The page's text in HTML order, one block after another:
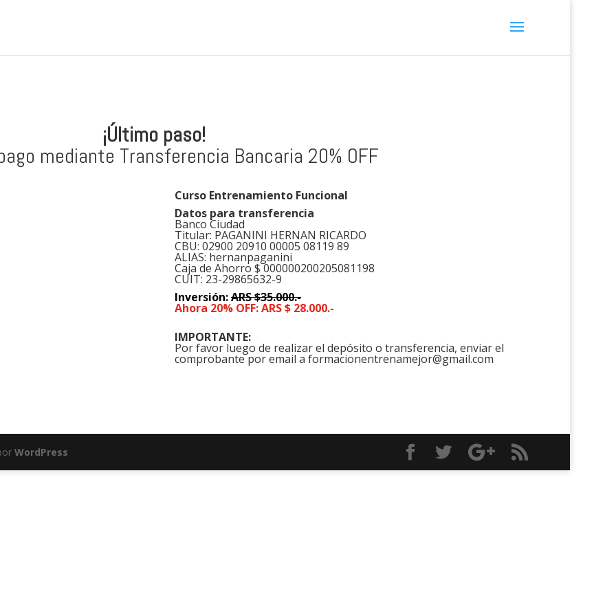
¡Último paso!
mediante Transferencia Bancaria 20% OFF
Curso Entrenamiento Funcional
Datos para transferencia
Banco Ciudad
Titular: PAGANINI HERNAN RICARDO
CBU: 02900 20910 00005 08119 89
ALIAS: hernanpaganini
Caja de Ahorro $ 000000200205081198
CUIT: 23-29865632-9
Inversión:ARS $35.000.-
Ahora 20% OFF: ARS $ 28.000.-
IMPORTANTE:
Por favor luego de realizar el depósito o transferencia, enviar el
comprobante por email a formacionentrenamejor@gmail.com
WordPress